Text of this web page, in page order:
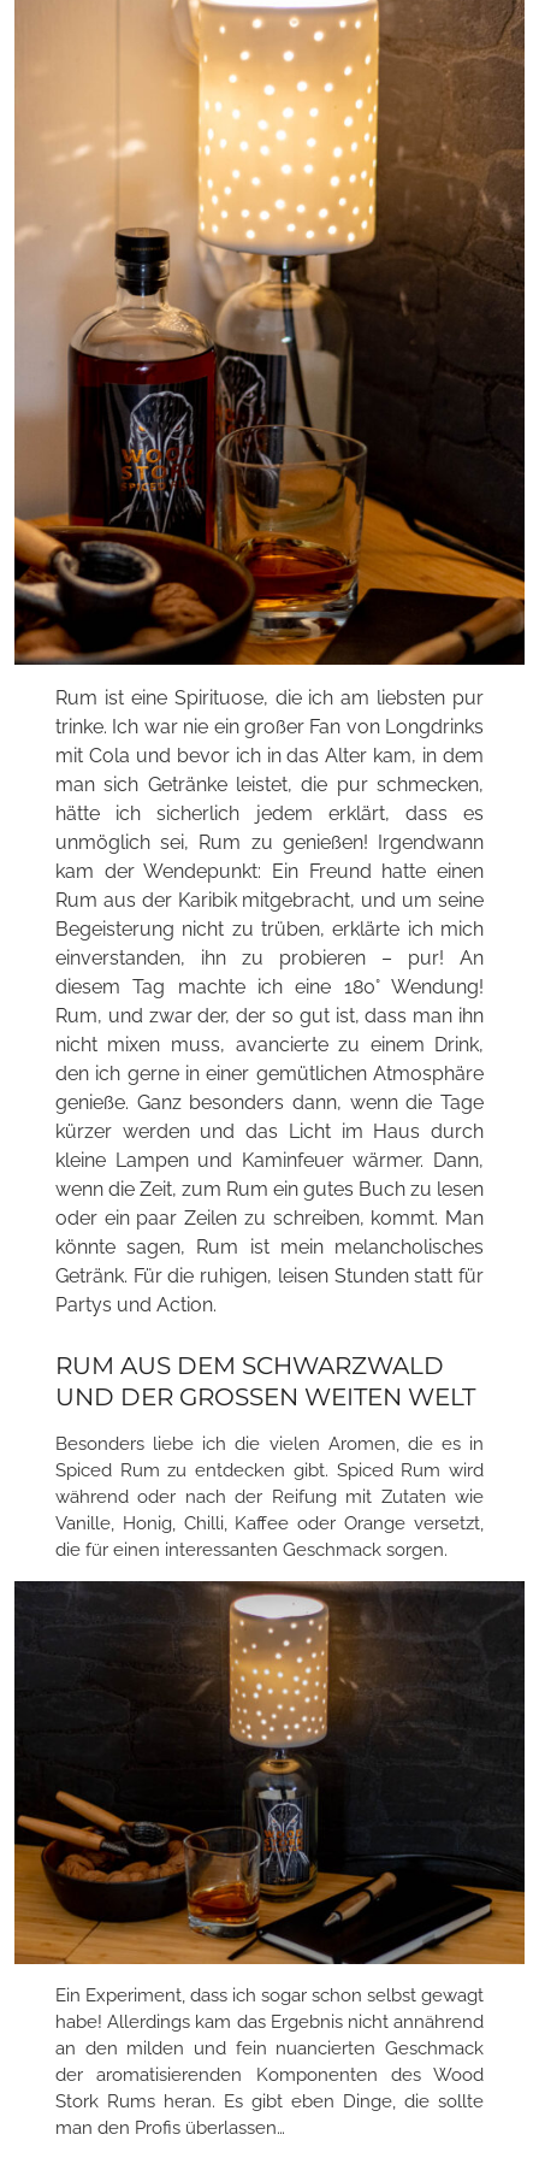
Rum ist eine Spirituose, die ich am liebsten pur
trinke. Ich war nie ein großer Fan von Longdrinks
mit Cola und bevor ich in das Alter kam, in dem
man sich Getränke leistet, die pur schmecken,
hätte ich sicherlich jedem erklärt, dass es
unmöglich sei, Rum zu genießen! Irgendwann
kam der Wendepunkt: Ein Freund hatte einen
Rum aus der Karibik mitgebracht, und um seine
Begeisterung nicht zu trüben, erklärte ich mich
einverstanden, ihn zu probieren – pur! An
diesem Tag machte ich eine 180° Wendung!
Rum, und zwar der, der so gut ist, dass man ihn
nicht mixen muss, avancierte zu einem Drink,
den ich gerne in einer gemütlichen Atmosphäre
genieße. Ganz besonders dann, wenn die Tage
kürzer werden und das Licht im Haus durch
kleine Lampen und Kaminfeuer wärmer. Dann,
wenn die Zeit, zum Rum ein gutes Buch zu lesen
oder ein paar Zeilen zu schreiben, kommt. Man
könnte sagen, Rum ist mein melancholisches
Getränk. Für die ruhigen, leisen Stunden statt für
Partys und Action.
RUM AUS DEM SCHWARZWALD
UND DER GROSSEN WEITEN WELT
Besonders liebe ich die vielen Aromen, die es in
Spiced Rum zu entdecken gibt. Spiced Rum wird
während oder nach der Reifung mit Zutaten wie
Vanille, Honig, Chilli, Kaffee oder Orange versetzt,
die für einen interessanten Geschmack sorgen.
Ein Experiment, dass ich sogar schon selbst gewagt
habe! Allerdings kam das Ergebnis nicht annährend
an den milden und fein nuancierten Geschmack
der aromatisierenden Komponenten des Wood
Stork Rums heran. Es gibt eben Dinge, die sollte
man den Profis überlassen…